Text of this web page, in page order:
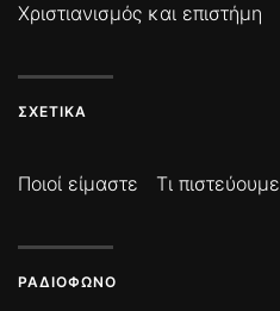
Χριστιανισμός και επιστήμη
ΣΧΕΤΙΚΆ
Ποιοί είμαστε Τι πιστεύουμε
ΡΑΔΙΌΦΩΝΟ